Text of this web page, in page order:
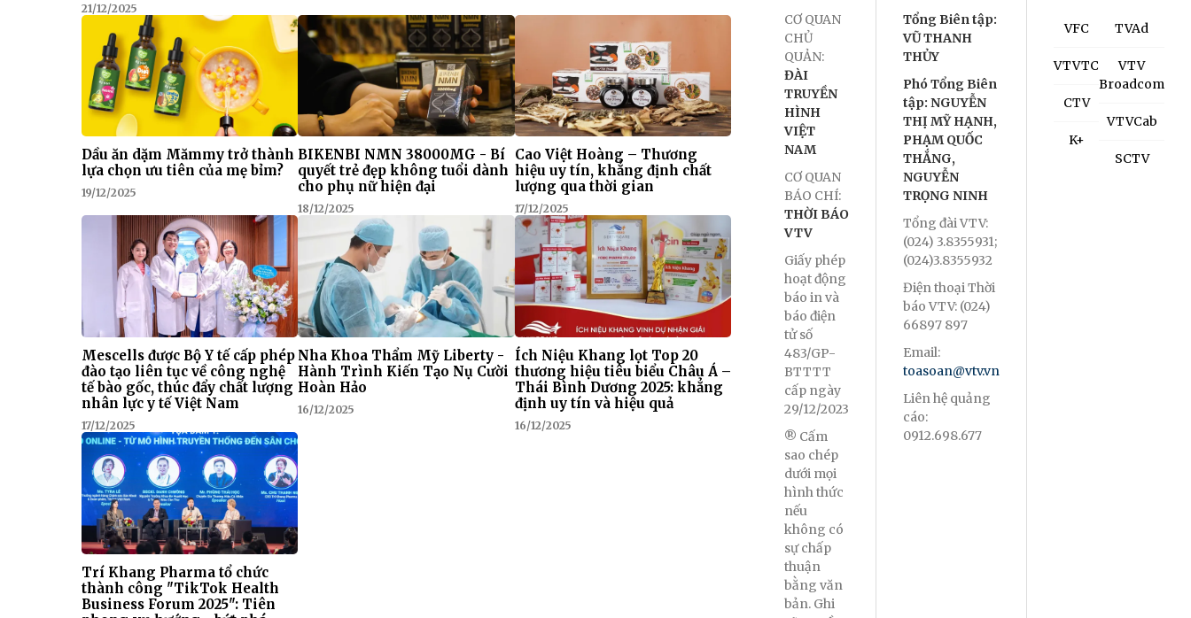
21/12/2025
Dầu ăn dặm Mămmy trở thành
lựa chọn ưu tiên của mẹ bỉm?
19/12/2025
BIKENBI NMN 38000MG - Bí
quyết trẻ đẹp không tuổi dành
cho phụ nữ hiện đại
18/12/2025
Cao Việt Hoàng – Thương
hiệu uy tín, khẳng định chất
lượng qua thời gian
17/12/2025
Mescells được Bộ Y tế cấp phép
đào tạo liên tục về công nghệ
tế bào gốc, thúc đẩy chất lượng
nhân lực y tế Việt Nam
17/12/2025
Nha Khoa Thẩm Mỹ Liberty -
Hành Trình Kiến Tạo Nụ Cười
Hoàn Hảo
16/12/2025
Ích Niệu Khang lọt Top 20
thương hiệu tiêu biểu Châu Á –
Thái Bình Dương 2025: khẳng
định uy tín và hiệu quả
16/12/2025
Trí Khang Pharma tổ chức
thành công "TikTok Health
Business Forum 2025": Tiên
CƠ QUAN
CHỦ
QUẢN:
ĐÀI
TRUYỀN
HÌNH
VIỆT
NAM
CƠ QUAN
BÁO CHÍ:
THỜI BÁO
VTV
Giấy phép
hoạt động
báo in và
báo điện
tử số
483/GP-
BTTTT
cấp ngày
29/12/2023
® Cấm
sao chép
dưới mọi
hình thức
nếu
không có
sự chấp
thuận
bằng văn
bản. Ghi
Tổng Biên tập:
VŨ THANH
THỦY
Phó Tổng Biên
tập: NGUYỄN
THỊ MỸ HẠNH,
PHẠM QUỐC
THẮNG,
NGUYỄN
TRỌNG NINH
Tổng đài VTV:
(024) 3.8355931;
(024)3.8355932
Điện thoại Thời
báo VTV: (024)
66897 897
Email:
toasoan@vtv.vn
Liên hệ quảng
cáo:
0912.698.677
VFC
VTVTC
CTV
K+
TVAd
VTV
Broadcom
VTVCab
SCTV